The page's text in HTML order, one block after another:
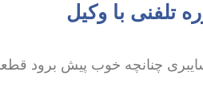
تلفنی با وکیل
چنانچه خوب پیش برود